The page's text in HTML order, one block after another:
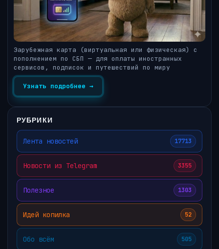
Зарубежная карта (виртуальная или физическая) с
пополнением по СБП — для оплаты иностранных
сервисов, подписок и путешествий по миру
Узнать подробнее →
РУБРИКИ
Лента новостей 17713
Новости из Telegram 3355
Полезное 1303
Идей копилка 52
Обо всём 505